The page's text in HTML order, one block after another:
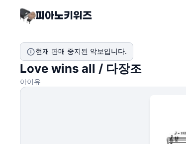
현재 판매 중지된 악보입니다.
Love wins all / 다장조
아이유